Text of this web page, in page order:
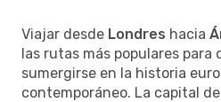
Viajar desde Londres hacia
las rutas más populares para
sumergirse en la historia
contemporáneo. La capital